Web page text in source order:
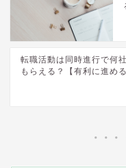
転職活動は同時進行で何
もらえる？【有利に進める